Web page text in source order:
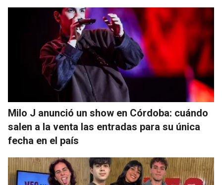
Milo J anunció un show en Córdoba: cuándo
salen a la venta las entradas para su única
fecha en el país